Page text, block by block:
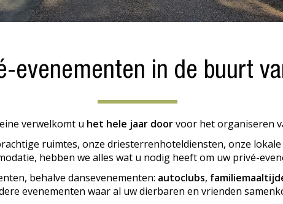
evenementen in de buurt
verwelkomt u het hele jaar doorvoor het organiseren
ruimtes, onze driesterrenhoteldiensten, onze
hebben we alles wat u nodig heeft om uw privé-
behalve dansevenementen: autoclubs,
evenementen waar al uw dierbaren en vrienden